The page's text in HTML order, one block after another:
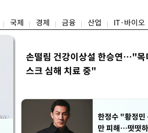
국제 경제 금융 산업 IT·바이오
손떨림 건강이상설 한승연…"목
스크 심해 치료 중"
한정수 "황정민
만 피해…떳떳